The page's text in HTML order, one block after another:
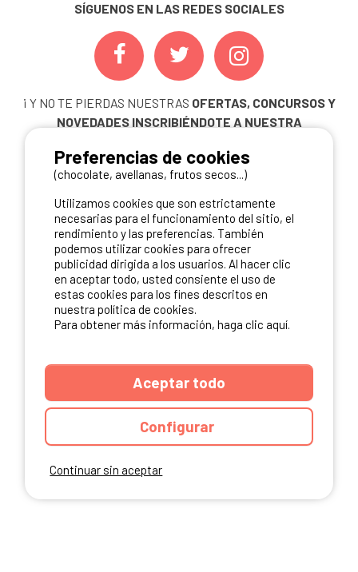
SÍGUENOS EN LAS REDES SOCIALES
¡ Y NO TE PIERDAS NUESTRAS OFERTAS, CONCURSOS Y
NOVEDADES INSCRIBIÉNDOTE A NUESTRA
ME INSCRIBO
NUESTROS PARTNERS
Continuar sin aceptar
Preferencias de cookies
(chocolate, avellanas, frutos secos...)
Utilizamos cookies que son estrictamente
necesarias para el funcionamiento del sitio, el
rendimiento y las preferencias. También
podemos utilizar cookies para ofrecer
publicidad dirigida a los usuarios. Al hacer clic
en aceptar todo, usted consiente el uso de
estas cookies para los fines descritos en
nuestra política de cookies.
Para obtener más información, haga clic aquí.
Aceptar todo
Configurar